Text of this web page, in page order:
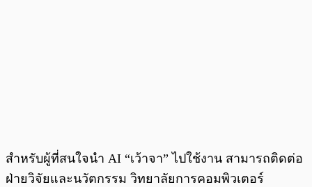
สำหรับผู้ที่สนใจนำ AI “เว้าจา” ไปใช้งาน สามารถติดต่อ
ฝ่ายวิจัยและนวัตกรรม วิทยาลัยการคอมพิวเตอร์